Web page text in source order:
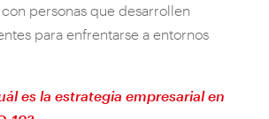
personas que desarrollen
para enfrentarse a entornos
es la estrategia empresarial en